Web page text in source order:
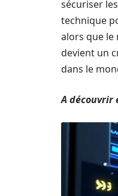
sécuriser
technique
alors que le
devient un
dans le
A découvrir